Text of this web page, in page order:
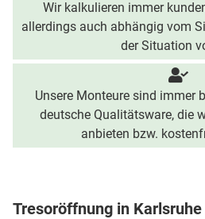
Wir kalkulieren immer
allerdings auch abhängig vom
der Situation
Unsere Monteure sind immer
deutsche Qualitätsware, die
anbieten bzw.
Tresoröffnung in Karlsruhe